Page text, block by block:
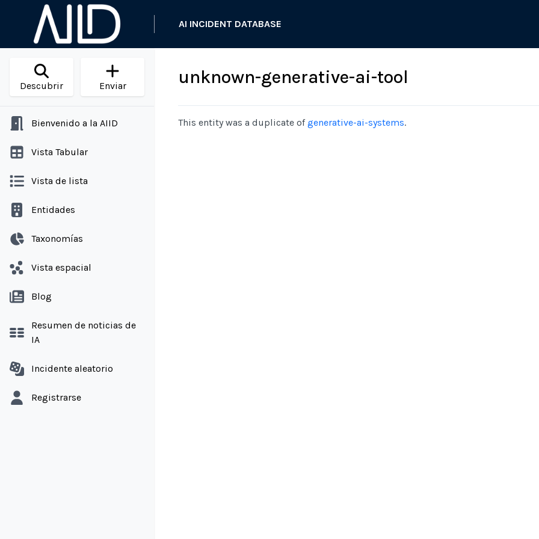
AI INCIDENT DATABASE
Descubrir Enviar
Bienvenido a la AIID
Vista Tabular
Vista de lista
Entidades
Taxonomías
Vista espacial
Blog
Resumen de noticias de
IA
Incidente aleatorio
Registrarse
unknown-generative-ai-tool
This entity was a duplicate of generative-ai-systems.